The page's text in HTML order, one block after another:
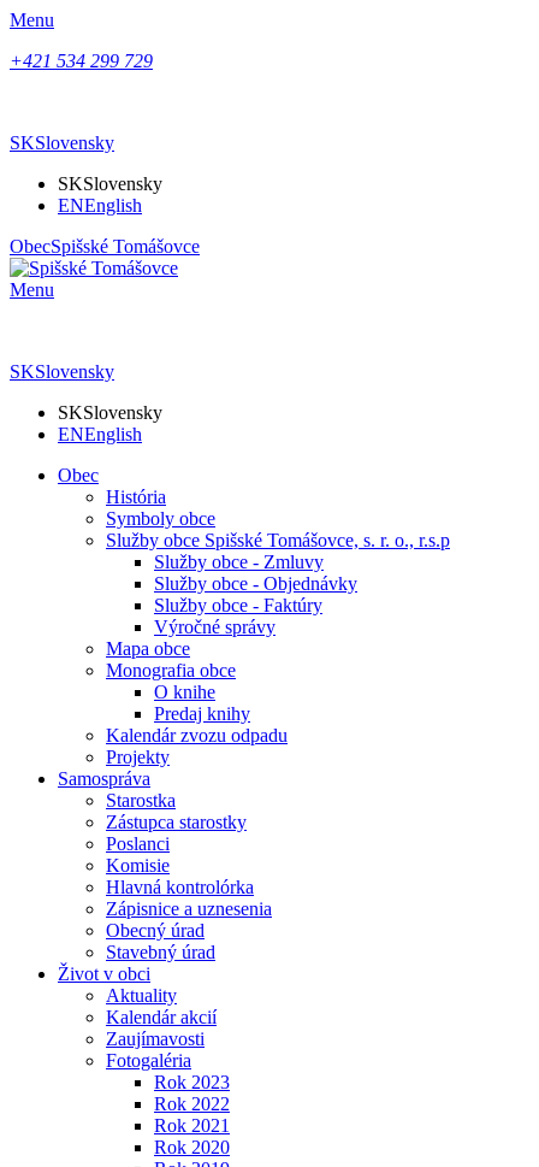
Menu
+421 534 299 729
SKSlovensky
SKSlovensky
ENEnglish
ObecSpišské Tomášovce
Menu
SKSlovensky
SKSlovensky
ENEnglish
Obec
História
Symboly obce
Služby obce Spišské Tomášovce, s. r. o., r.s.p
Služby obce - Zmluvy
Služby obce - Objednávky
Služby obce - Faktúry
Výročné správy
Mapa obce
Monografia obce
O knihe
Predaj knihy
Kalendár zvozu odpadu
Projekty
Samospráva
Starostka
Zástupca starostky
Poslanci
Komisie
Hlavná kontrolórka
Zápisnice a uznesenia
Obecný úrad
Stavebný úrad
Život v obci
Aktuality
Kalendár akcií
Zaujímavosti
Fotogaléria
Rok 2023
Rok 2022
Rok 2021
Rok 2020